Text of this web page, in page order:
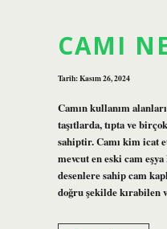
CAMI
Tarih: Kasım 26, 2024
Camın kullanım
taşıtlarda, tıpta ve
sahiptir. Camı kim icat
mevcut en eski cam
desenlere sahip cam
doğru şekilde kırabilen